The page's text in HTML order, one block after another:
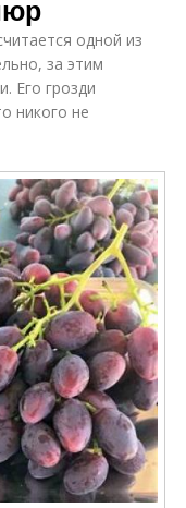
одной из
за этим
Его грозди
никого не